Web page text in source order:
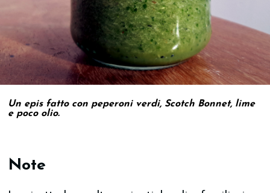
Un epis fatto con peperoni verdi, Scotch Bonnet, lime
e poco olio.
Note